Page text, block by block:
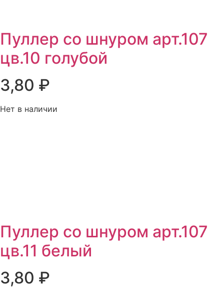
Пуллер со шнуром арт.107
цв.10 голубой
3,80 ₽
Нет в наличии
Пуллер со шнуром арт.107
цв.11 белый
3,80 ₽